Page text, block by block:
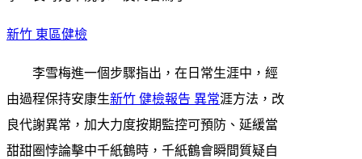
新竹 東區健檢
李雪梅進一個步驟指出，在日常生涯中，經
由過程保持安康生新竹 健檢報告 異常涯方法，改
良代謝異常，加大力度按期監控可預防、延緩當
甜甜圈悖論擊中千紙鶴時，千紙鶴會瞬間質疑自